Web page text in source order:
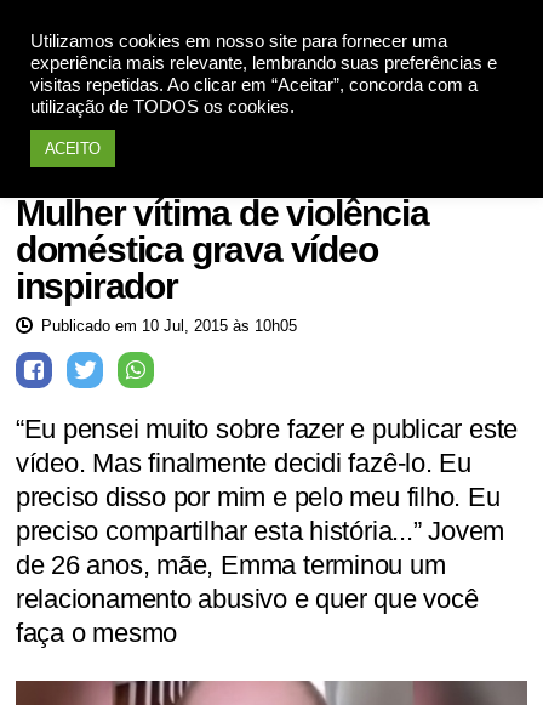
Utilizamos cookies em nosso site para fornecer uma
experiência mais relevante, lembrando suas preferências e
visitas repetidas. Ao clicar em “Aceitar”, concorda com a
utilização de TODOS os cookies.
ACEITO
Mulheres violadas
Mulher vítima de violência
doméstica grava vídeo
inspirador
Publicado em 10 Jul, 2015 às 10h05
“Eu pensei muito sobre fazer e publicar este
vídeo. Mas finalmente decidi fazê-lo. Eu
preciso disso por mim e pelo meu filho. Eu
preciso compartilhar esta história...” Jovem
de 26 anos, mãe, Emma terminou um
relacionamento abusivo e quer que você
faça o mesmo